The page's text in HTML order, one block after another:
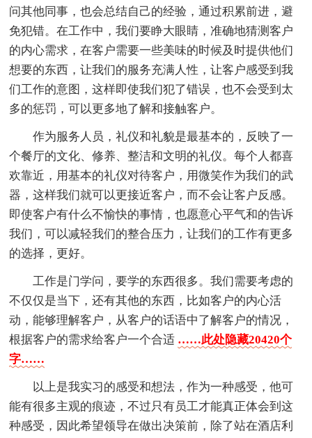
问其他同事，也会总结自己的经验，通过积累前进，避
免犯错。在工作中，我们要睁大眼睛，准确地猜测客户
的内心需求，在客户需要一些美味的时候及时提供他们
想要的东西，让我们的服务充满人性，让客户感受到我
们工作的意图，这样即使我们犯了错误，也不会受到太
多的惩罚，可以更多地了解和接触客户。
作为服务人员，礼仪和礼貌是最基本的，反映了一
个餐厅的文化、修养、整洁和文明的礼仪。每个人都喜
欢靠近，用基本的礼仪对待客户，用微笑作为我们的武
器，这样我们就可以更接近客户，而不会让客户反感。
即使客户有什么不愉快的事情，也愿意心平气和的告诉
我们，可以减轻我们的整合压力，让我们的工作有更多
的选择，更好。
工作是门学问，要学的东西很多。我们需要考虑的
不仅仅是当下，还有其他的东西，比如客户的内心活
动，能够理解客户，从客户的话语中了解客户的情况，
根据客户的需求给客户一个合适 ……此处隐藏20420个
字……
以上是我实习的感受和想法，作为一种感受，他可
能有很多主观的痕迹，不过只有员工才能真正体会到这
种感受，因此希望领导在做出决策前，除了站在酒店利